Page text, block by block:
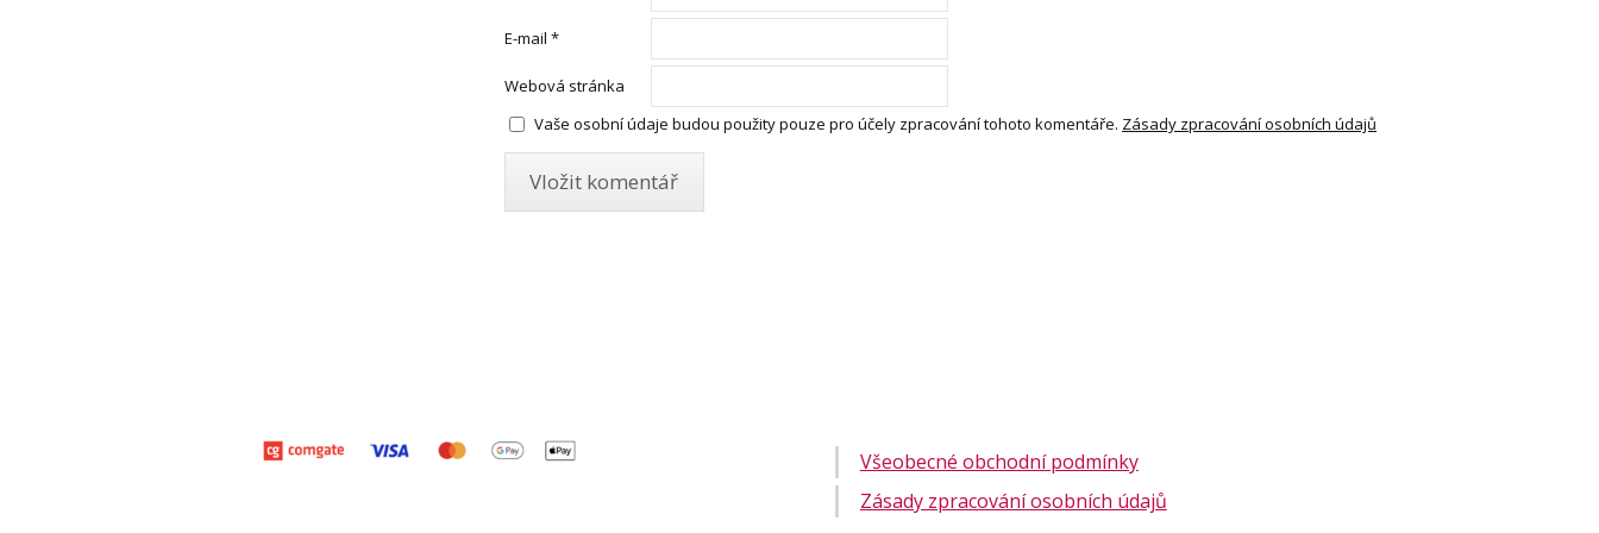
E-mail*
Webová stránka
Vaše osobní údaje budou použity pouze pro účely zpracování tohoto komentáře. Zásady zpracování osobních údajů
Všeobecné obchodní podmínky
Zásady zpracování osobních údajů